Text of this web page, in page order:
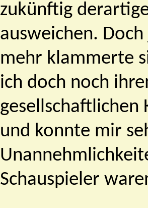
zukünftig
ausweichen.
mehr klammerte
ich doch noch
gesellschaftlichen
und konnte mir
Schauspieler